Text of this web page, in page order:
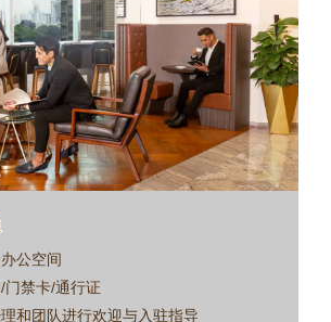
公空间
门禁卡/通行证
和团队进行欢迎与入驻指导